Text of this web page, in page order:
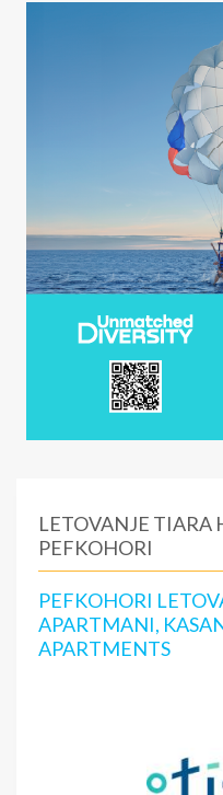
LETOVANJE TIARA
PEFKOHORI
PEFKOHORI
APARTMANI,
APARTMENTS